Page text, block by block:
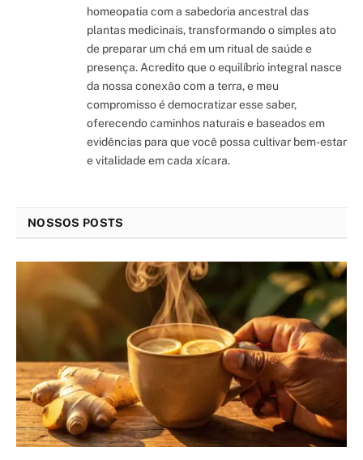
homeopatia com a sabedoria ancestral das
plantas medicinais, transformando o simples ato
de preparar um chá em um ritual de saúde e
presença. Acredito que o equilíbrio integral nasce
da nossa conexão com a terra, e meu
compromisso é democratizar esse saber,
oferecendo caminhos naturais e baseados em
evidências para que você possa cultivar bem-estar
e vitalidade em cada xícara.
NOSSOS POSTS